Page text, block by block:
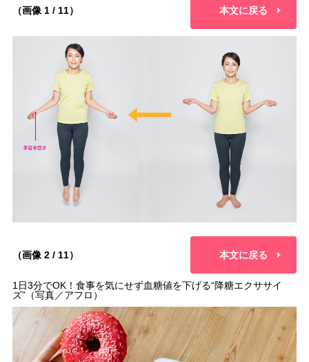
（画像 1 / 11） 本文に戻る
（画像 2 / 11） 本文に戻る
1日3分でOK！食事を気にせず血糖値を下げる“降糖エクササイ
ズ”（写真／アフロ）